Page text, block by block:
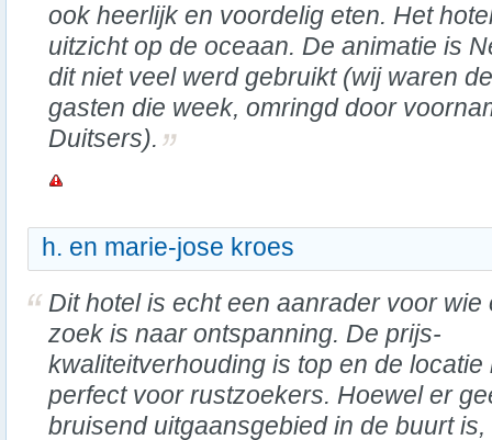
ook heerlijk en voordelig eten. Het
uitzicht op de oceaan. De animatie is
dit niet veel werd gebruikt (wij waren
gasten die week, omringd door
Duitsers).
h. en marie-jose kroes
Dit hotel is echt een aanrader voor wie
zoek is naar ontspanning. De prijs-
kwaliteitverhouding is top en de locatie
perfect voor rustzoekers. Hoewel er
bruisend uitgaansgebied in de buurt